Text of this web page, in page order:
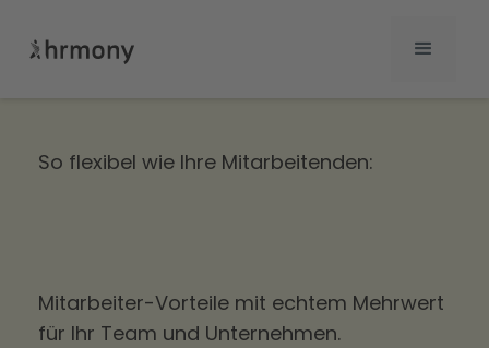
So flexibel wie Ihre Mitarbeitenden:
Mitarbeiter-Vorteile mit echtem Mehrwert
für Ihr Team und Unternehmen.